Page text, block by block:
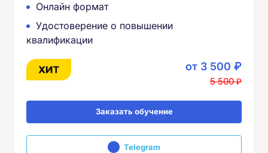
Онлайн формат
Удостоверение о повышении
квалификации
от 3 500 ₽
5 500 ₽
Заказать обучение
Telegram